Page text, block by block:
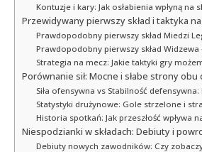
Kontuzje i kary: Jak osłabienia wpłyną na
Przewidywany pierwszy skład i taktyka
Prawdopodobny pierwszy skład Miedzi
Prawdopodobny pierwszy skład Widzewa
Strategia na mecz: Jakie taktyki gry
Porównanie sił: Mocne i słabe strony obu
Siła ofensywna vs Stabilność
Statystyki drużynowe: Gole strzelone i
Historia spotkań: Jak przeszłość wpływa
Niespodzianki w składach: Debiuty i
Debiuty nowych zawodników: Czy